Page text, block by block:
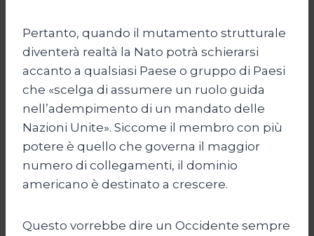
Pertanto, quando il mutamento strutturale
diventerà realtà la Nato potrà schierarsi
accanto a qualsiasi Paese o gruppo di Paesi
che «scelga di assumere un ruolo guida
nell’adempimento di un mandato delle
Nazioni Unite». Siccome il membro con più
potere è quello che governa il maggior
numero di collegamenti, il dominio
americano è destinato a crescere.
Questo vorrebbe dire un Occidente sempre